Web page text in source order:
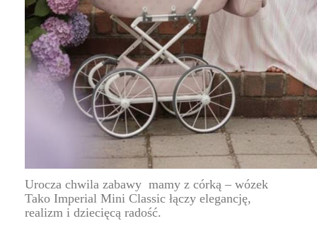
Urocza chwila zabawy mamy z córką – wózek
Tako Imperial Mini Classic łączy elegancję,
realizm i dziecięcą radość.